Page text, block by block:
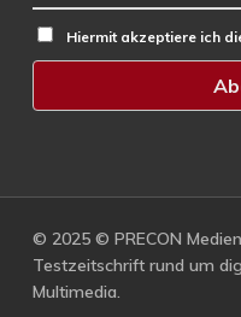
Hiermit akzeptiere ich
© 2025 © PRECON
Testzeitschrift rund um
Multimedia.